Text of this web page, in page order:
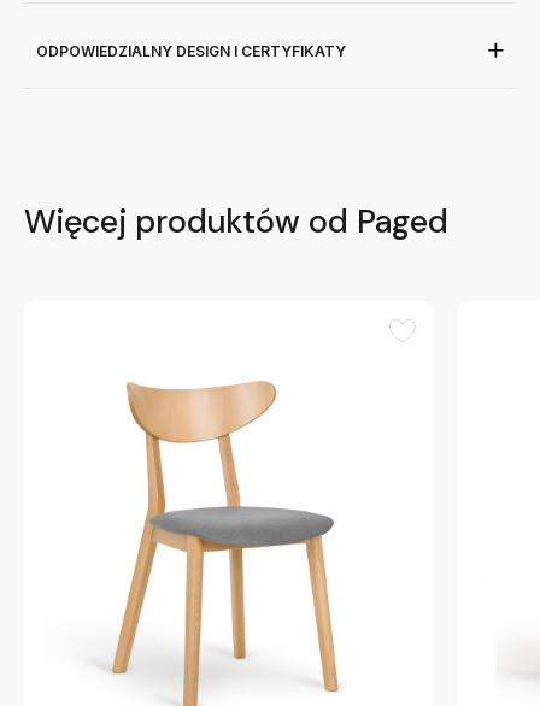
ODPOWIEDZIALNY DESIGN I CERTYFIKATY
Więcej produktów od Paged